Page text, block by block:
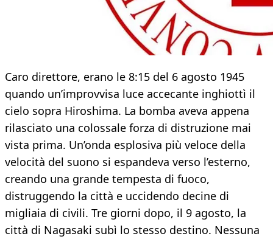
Caro direttore, erano le 8:15 del 6 agosto 1945
quando un’improvvisa luce accecante inghiottì il
cielo sopra Hiroshima. La bomba aveva appena
rilasciato una colossale forza di distruzione mai
vista prima. Un’onda esplosiva più veloce della
velocità del suono si espandeva verso l’esterno,
creando una grande tempesta di fuoco,
distruggendo la città e uccidendo decine di
migliaia di civili. Tre giorni dopo, il 9 agosto, la
città di Nagasaki subì lo stesso destino. Nessuna